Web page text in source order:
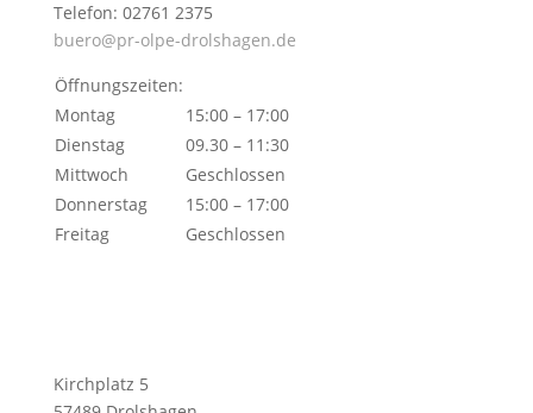
Telefon: 02761 2375
buero@pr-olpe-drolshagen.de
Öffnungszeiten:
Montag
15:00 – 17:00
Dienstag
09.30 – 11:30
Mittwoch
Geschlossen
Donnerstag
15:00 – 17:00
Freitag
Geschlossen
Kirchplatz 5